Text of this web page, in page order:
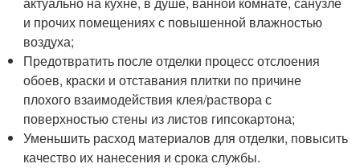
и прочих помещениях с повышенной влажностью
воздуха;
Предотвратить после отделки процесс отслоения
обоев, краски и отставания плитки по причине
плохого взаимодействия клея/раствора с
поверхностью стены из листов гипсокартона;
Уменьшить расход материалов для отделки, повысить
качество их нанесения и срока службы.